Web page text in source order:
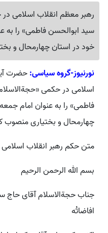
رهبر معظم انقلاب اسلامی
سید ابوالحسن فاطمی» را به
خود در استان چهارمحال و
نورنیوز-گروه سیاسی:حضرت
اسلامی در حکمی
فاطمی» را به عنوان امام
چهارمحال و بختیاری منصوب
متن حکم رهبر انقلاب
بسم الله الرحمن الرحیم
جناب حجةالاسلام آقای
افاضاتُه